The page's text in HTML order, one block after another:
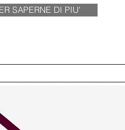
SAPERNE DI PIU'